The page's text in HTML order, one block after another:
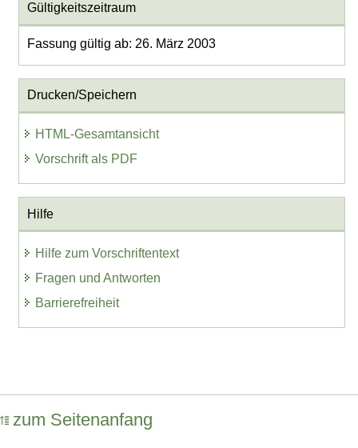
Gültigkeitszeitraum
Fassung gültig ab: 26. März 2003
Drucken/Speichern
HTML-Gesamtansicht
Vorschrift als PDF
Hilfe
Hilfe zum Vorschriftentext
Fragen und Antworten
Barrierefreiheit
zum Seitenanfang